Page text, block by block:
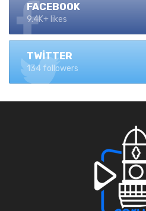
FACEBOOK
9.4K+ likes
TWITTER
134 followers